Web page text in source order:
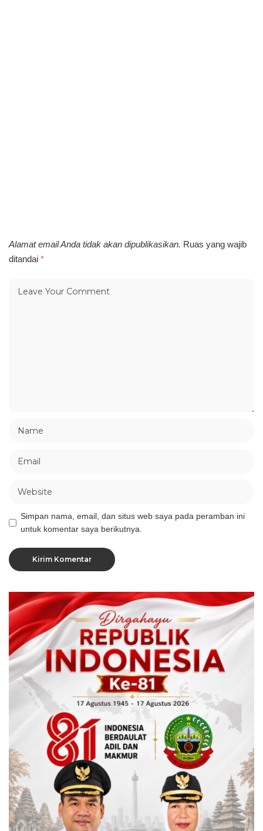
Alamat email Anda tidak akan dipublikasikan. Ruas yang wajib
ditandai *
Simpan nama, email, dan situs web saya pada peramban ini
untuk komentar saya berikutnya.